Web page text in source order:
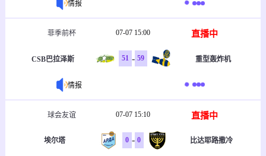
情报
菲季前杯 07-07 15:00 直播中
CSB巴拉泽斯 51 - 59 重型轰炸机
情报
球会友谊 07-07 15:10 直播中
埃尔塔 0 - 0 比达耶路撒冷